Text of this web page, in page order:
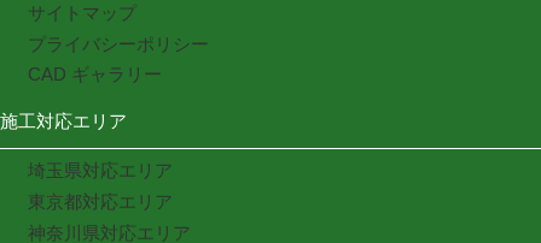
サイトマップ
プライバシーポリシー
CAD ギャラリー
施工対応エリア
埼玉県対応エリア
東京都対応エリア
神奈川県対応エリア